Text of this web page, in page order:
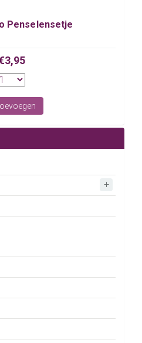
Penselensetje